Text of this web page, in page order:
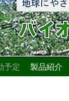
予定 製品紹介